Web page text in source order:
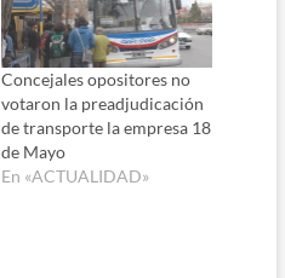
Concejales opositores no
votaron la preadjudicación
de transporte la empresa 18
de Mayo
En «ACTUALIDAD»